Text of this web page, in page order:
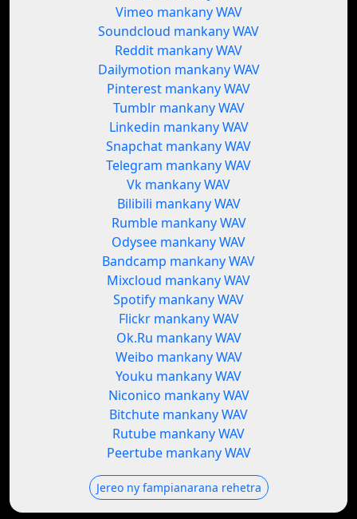
Vimeo mankany WAV
Soundcloud mankany WAV
Reddit mankany WAV
Dailymotion mankany WAV
Pinterest mankany WAV
Tumblr mankany WAV
Linkedin mankany WAV
Snapchat mankany WAV
Telegram mankany WAV
Vk mankany WAV
Bilibili mankany WAV
Rumble mankany WAV
Odysee mankany WAV
Bandcamp mankany WAV
Mixcloud mankany WAV
Spotify mankany WAV
Flickr mankany WAV
Ok.Ru mankany WAV
Weibo mankany WAV
Youku mankany WAV
Niconico mankany WAV
Bitchute mankany WAV
Rutube mankany WAV
Peertube mankany WAV
Jereo ny fampianarana rehetra